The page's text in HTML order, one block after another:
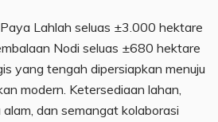
Lahlah seluas ±3.000 hektare
Nodi seluas ±680 hektare
yang tengah dipersiapkan menuju
modern. Ketersediaan lahan,
dan semangat kolaborasi